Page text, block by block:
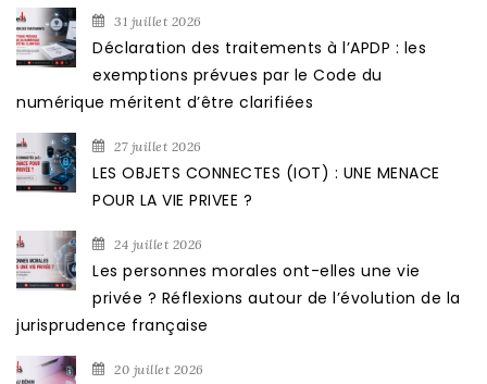
31 juillet 2026
Déclaration des traitements à l’APDP : les
exemptions prévues par le Code du
numérique méritent d’être clarifiées
27 juillet 2026
LES OBJETS CONNECTES (IOT) : UNE MENACE
POUR LA VIE PRIVEE ?
24 juillet 2026
Les personnes morales ont-elles une vie
privée ? Réflexions autour de l’évolution de la
jurisprudence française
20 juillet 2026